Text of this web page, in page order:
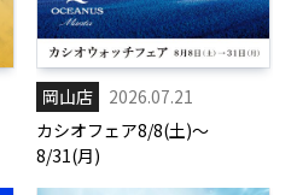
岡山店
2026.07.21
カシオフェア8/8(土)～
8/31(月)